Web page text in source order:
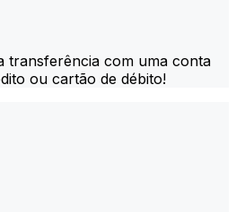
transferência com uma conta
ou cartão de débito!